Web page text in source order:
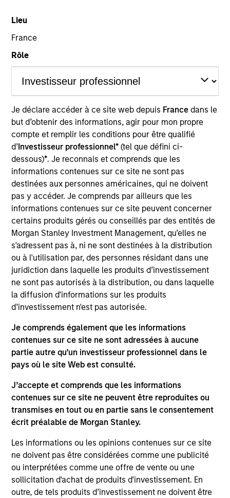
Lieu
France
Rôle
Je déclare accéder à ce site web depuis France dans le
but d’obtenir des informations, agir pour mon propre
compte et remplir les conditions pour être qualifié
d’Investisseur professionnel*(tel que défini ci-
dessous)*. Je reconnais et comprends que les
informations contenues sur ce site ne sont pas
destinées aux personnes américaines, qui ne doivent
pas y accéder. Je comprends par ailleurs que les
informations contenues sur ce site peuvent concerner
certains produits gérés ou conseillés par des entités de
Morgan Stanley Investment Management, qu’elles ne
s'adressent pas à, ni ne sont destinées à la distribution
ou à l'utilisation par, des personnes résidant dans une
juridiction dans laquelle les produits d’investissement
ne sont pas autorisés à la distribution, ou dans laquelle
la diffusion d'informations sur les produits
d’investissement n'est pas autorisée.
Je comprends également que les informations
contenues sur ce site ne sont adressées à aucune
partie autre qu’un investisseur professionnel dans le
pays où le site Web est consulté.
J’accepte et comprends que les informations
contenues sur ce site ne peuvent être reproduites ou
transmises en tout ou en partie sans le consentement
écrit préalable de Morgan Stanley.
Les informations ou les opinions contenues sur ce site
ne doivent pas être considérées comme une publicité
ou interprétées comme une offre de vente ou une
sollicitation d'achat de produits d'investissement. En
outre, de tels produits d’investissement ne doivent être
Years
Eaton Vance Equity Team
Lee is an Executive Director of Morgan Stanley and
the Head of the Eaton Vance Equity Trade
Implementation team. He is responsible for
implementing trades for various equity funds in
accordance with instructions provided by portfolio
managers, acting as a liaison between the equity
department, operations and the trading desk, and
supporting the team in generating cash, dividend,
tax and holdings reports. He joined Eaton Vance in
2014. Morgan Stanley acquired Eaton Vance in
March 2021. Lee began his career in the investment
management industry in 2011. Previously, he was a
Vance. Before joining Eaton Vance, he was an
account administrator at The Bank of New York
Mellon and was affiliated with State Street Bank
and Trust. Lee earned a B.S. from the State
from Suffolk University.
Team Insights